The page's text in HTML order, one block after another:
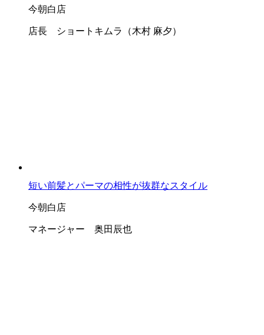
今朝白店
店長 ショートキムラ（木村 麻夕）
短い前髪とパーマの相性が抜群なスタイル
今朝白店
マネージャー 奥田辰也